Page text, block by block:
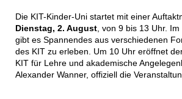
Die KIT-Kinder-Uni startet mit einer
Dienstag, 2. August, von 9 bis 13 Uhr.
gibt es Spannendes aus verschiedenen
des KIT zu erleben. Um 10 Uhr eröffnet
KIT für Lehre und akademische
Alexander Wanner, offiziell die